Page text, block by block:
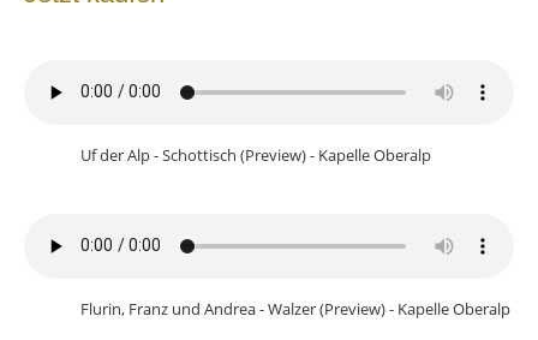
Uf der Alp - Schottisch (Preview) - Kapelle Oberalp
Flurin, Franz und Andrea - Walzer (Preview) - Kapelle Oberalp